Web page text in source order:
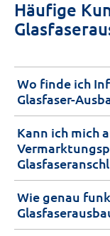
Häufige
Wo finde ich
Glasfaser-
Kann ich mich
Wie genau